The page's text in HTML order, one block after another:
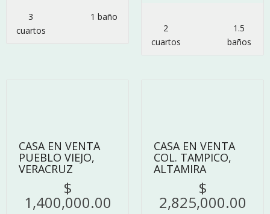
3
сuartos
1 baño
2
сuartos
1.5
baños
CASA EN VENTA
PUEBLO VIEJO,
VERACRUZ
$
1,400,000.00
CASA EN VENTA
COL. TAMPICO,
ALTAMIRA
$
2,825,000.00